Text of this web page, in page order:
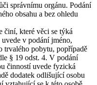
správnímu orgánu. Podání
obsahu a bez ohledu
činí, které věci se týká
v podání jméno,
trvalého pobytu, popřípadě
§ 19 odst. 4. V podání
činností uvede fyzická
dodatek odlišující osobu